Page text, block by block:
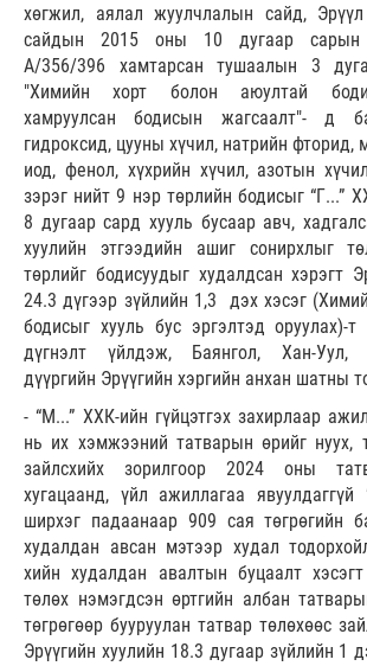
хөгжил, аялал жуулчлалын сайд,
сайдын 2015 оны 10 дугаар сарын
А/356/396 хамтарсан тушаалын 3
"Химийн хорт болон аюултай
хамруулсан бодисын жагсаалт"- д
гидроксид, цууны хүчил, натрийн фторид,
иод, фенол, хүхрийн хүчил, азотын
зэрэг нийт 9 нэр төрлийн бодисыг “Г...”
8 дугаар сард хууль бусаар авч,
хуулийн этгээдийн ашиг сонирхлыг
төрлийг бодисуудыг худалдсан хэрэгт
24.3 дүгээр зүйлийн 1,3 дэх хэсэг
бодисыг хууль бус эргэлтэд оруулах)-т
дүгнэлт үйлдэж, Баянгол, Хан-Уул,
дүүргийн Эрүүгийн хэргийн анхан шатны
- “М...” ХХК-ийн гүйцэтгэх захирлаар
нь их хэмжээний татварын өрийг нуух,
зайлсхийх зорилгоор 2024 оны
хугацаанд, үйл ажиллагаа
ширхэг падаанаар 909 сая төгрөгийн
худалдан авсан мэтээр худал
хийн худалдан авалтын буцаалт
төлөх нэмэгдсэн өртгийн албан
төгрөгөөр бууруулан татвар төлөхөөс
Эрүүгийн хуулийн 18.3 дугаар зүйлийн 1